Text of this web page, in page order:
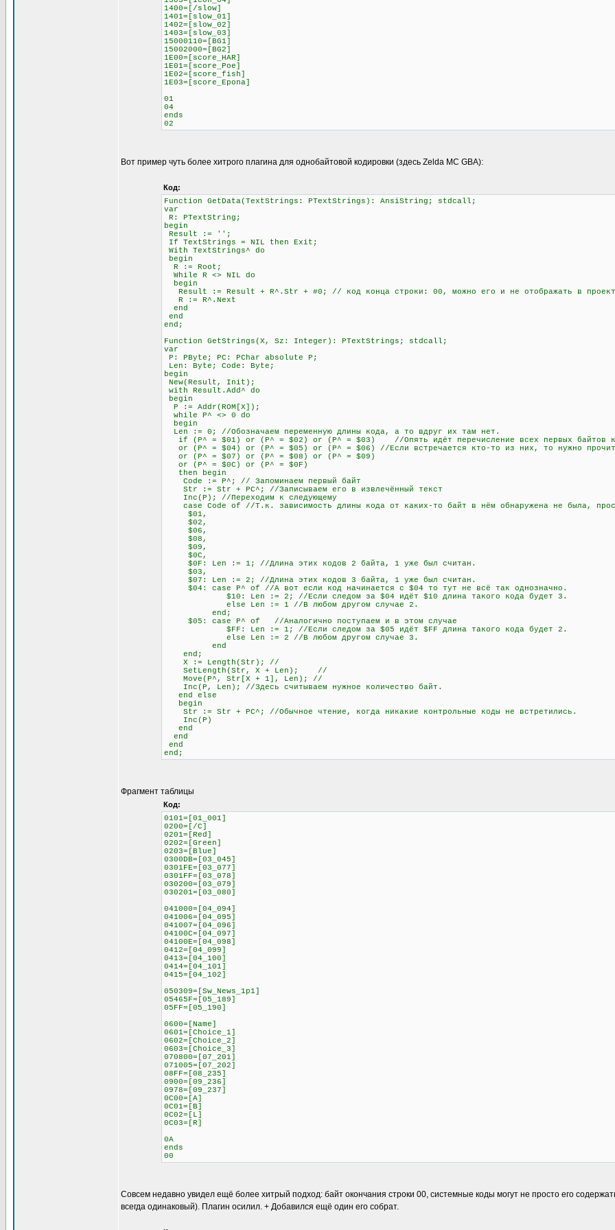
1400=[/slow]
1401=[slow_01]
1402=[slow_02]
1403=[slow_03]
15000110=[BG1]
15002000=[BG2]
1E00=[score_HAR]
1E01=[score_Poe]
1E02=[score_fish]
1E03=[score_Epona]
01
04
ends
02
Вот пример чуть более хитрого плагина для однобайтовой кодировки (здесь Zelda MC GBA):
Код:
Function GetData(TextStrings: PTextStrings): AnsiString; stdcall;
var
R: PTextString;
begin
Result := '';
If TextStrings = NIL then Exit;
With TextStrings^ do
begin
R := Root;
While R <> NIL do
begin
Result := Result + R^.Str + #0; // код конца строки: 00, можно его и не отображать в
R := R^.Next
end
end
end;
Function GetStrings(X, Sz: Integer): PTextStrings; stdcall;
var
P: PByte; PC: PChar absolute P;
Len: Byte; Code: Byte;
begin
New(Result, Init);
with Result.Add^ do
begin
P := Addr(ROM[X]);
while P^ <> 0 do
begin
Len := 0; //Обозначаем переменную длины кода, а то вдруг их там нет.
if (P^ = $01) or (P^ = $02) or (P^ = $03) //Опять идёт перечисление всех первых байтов
or (P^ = $04) or (P^ = $05) or (P^ = $06) //Если встречается кто-то из них, то нужно
or (P^ = $07) or (P^ = $08) or (P^ = $09)
or (P^ = $0C) or (P^ = $0F)
then begin
Code := P^; // Запоминаем первый байт
Str := Str + PC^; //Записываем его в извлечённый текст
Inc(P); //Переходим к следующему
case Code of //Т.к. зависимость длины кода от каких-то байт в нём обнаружена не была,
$01,
$02,
$06,
$08,
$09,
$0C,
$0F: Len := 1; //Длина этих кодов 2 байта, 1 уже был считан.
$03,
$07: Len := 2; //Длина этих кодов 3 байта, 1 уже был считан.
$04: case P^ of //А вот если код начинается с $04 то тут не всё так однозначно.
$10: Len := 2; //Если следом за $04 идёт $10 длина такого кода будет 3.
else Len := 1 //В любом другом случае 2.
end;
$05: case P^ of //Аналогично поступаем и в этом случае
$FF: Len := 1; //Если следом за $05 идёт $FF длина такого кода будет 2.
else Len := 2 //В любом другом случае 3.
end
end;
X := Length(Str); //
SetLength(Str, X + Len); //
Move(P^, Str[X + 1], Len); //
Inc(P, Len); //Здесь считываем нужное количество байт.
end else
begin
Str := Str + PC^; //Обычное чтение, когда никакие контрольные коды не встретились.
Inc(P)
end
end
end
end;
Фрагмент таблицы
Код:
0101=[01_001]
0200=[/C]
0201=[Red]
0202=[Green]
0203=[Blue]
0300DB=[03_045]
0301FE=[03_077]
0301FF=[03_078]
030200=[03_079]
030201=[03_080]
041000=[04_094]
041006=[04_095]
041007=[04_096]
04100C=[04_097]
04100E=[04_098]
0412=[04_099]
0413=[04_100]
0414=[04_101]
0415=[04_102]
050309=[Sw_News_1p1]
05465F=[05_189]
05FF=[05_190]
0600=[Name]
0601=[Choice_1]
0602=[Choice_2]
0603=[Choice_3]
070800=[07_201]
071005=[07_202]
08FF=[08_235]
0900=[09_236]
0978=[09_237]
0C00=[A]
0C01=[B]
0C02=[L]
0C03=[R]
0A
ends
00
Совсем недавно увидел ещё более хитрый подход: байт окончания строки 00, системные коды могут не просто его
всегда одинаковый). Плагин осилил. + Добавился ещё один его собрат.